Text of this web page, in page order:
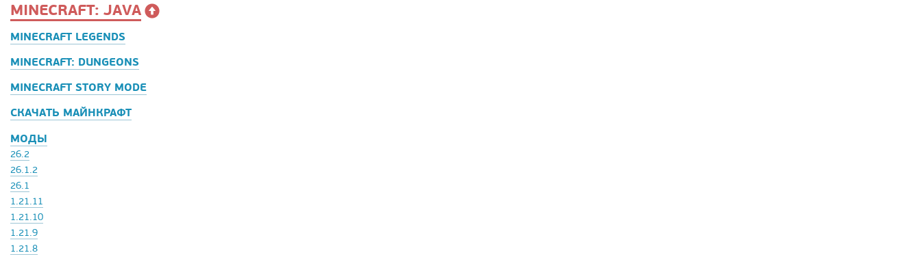
MINECRAFT: JAVA
MINECRAFT LEGENDS
MINECRAFT: DUNGEONS
MINECRAFT STORY MODE
СКАЧАТЬ МАЙНКРАФТ
МОДЫ
26.2
26.1.2
26.1
1.21.11
1.21.10
1.21.9
1.21.8